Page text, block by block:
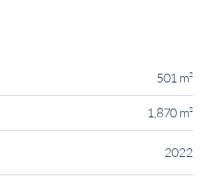
501 m²
1,870 m²
2022